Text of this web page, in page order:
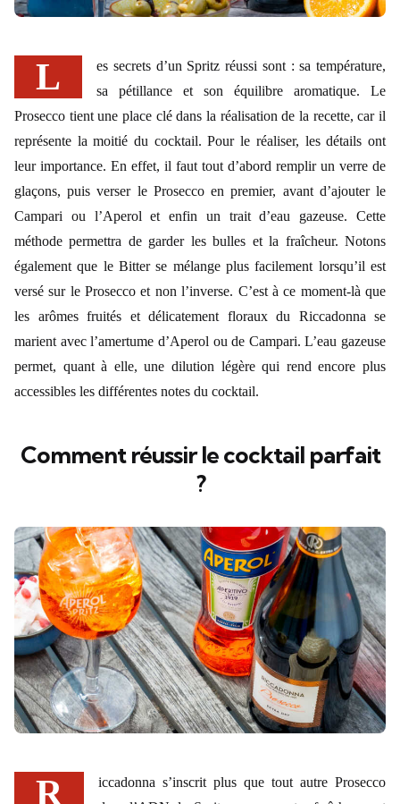
Les secrets d’un Spritz réussi sont : sa température,
sa pétillance et son équilibre aromatique. Le
Prosecco tient une place clé dans la réalisation de la recette, car il
représente la moitié du cocktail. Pour le réaliser, les détails ont
leur importance. En effet, il faut tout d’abord remplir un verre de
glaçons, puis verser le Prosecco en premier, avant d’ajouter le
Campari ou l’Aperol et enfin un trait d’eau gazeuse. Cette
méthode permettra de garder les bulles et la fraîcheur. Notons
également que le Bitter se mélange plus facilement lorsqu’il est
versé sur le Prosecco et non l’inverse. C’est à ce moment-là que
les arômes fruités et délicatement floraux du Riccadonna se
marient avec l’amertume d’Aperol ou de Campari. L’eau gazeuse
permet, quant à elle, une dilution légère qui rend encore plus
accessibles les différentes notes du cocktail.
Comment réussir le cocktail parfait
?
Riccadonna s’inscrit plus que tout autre Prosecco